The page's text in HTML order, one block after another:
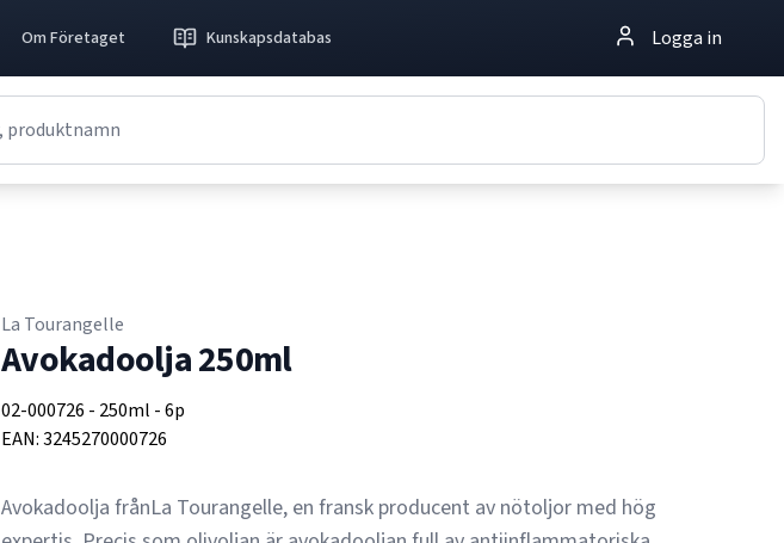
Om Företaget Kunskapsdatabas Logga in
La Tourangelle
Avokadoolja 250ml
02-000726 - 250ml -6p
EAN:3245270000726
Avokadoolja frånLa Tourangelle, en fransk producent av nötoljor med hög